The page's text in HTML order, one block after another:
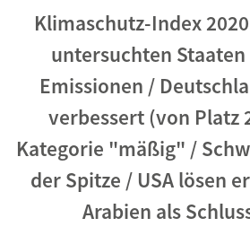
Klimaschutz-Index
untersuchten
Emissionen /
verbessert (von Platz
Kategorie "mäßig" /
der Spitze / USA lösen
Arabien als